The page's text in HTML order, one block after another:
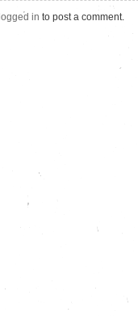
logged in to post a comment.